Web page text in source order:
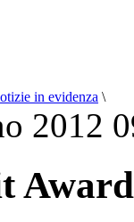
in evidenza \
2012